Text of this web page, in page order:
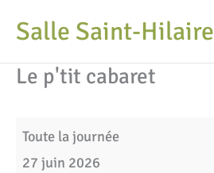
contenu
Salle Saint-Hilaire
Le p'tit cabaret
Le
p'tit
Toute la journée
27 juin 2026